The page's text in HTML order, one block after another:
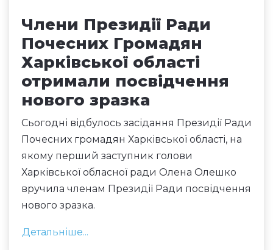
Члени Президії Ради
Почесних Громадян
Харківської області
отримали посвідчення
нового зразка
Сьогодні відбулось засідання Президії Ради
Почесних громадян Харківської області, на
якому перший заступник голови
Харківської обласної ради Олена Олешко
вручила членам Президії Ради посвідчення
нового зразка.
Детальніше...